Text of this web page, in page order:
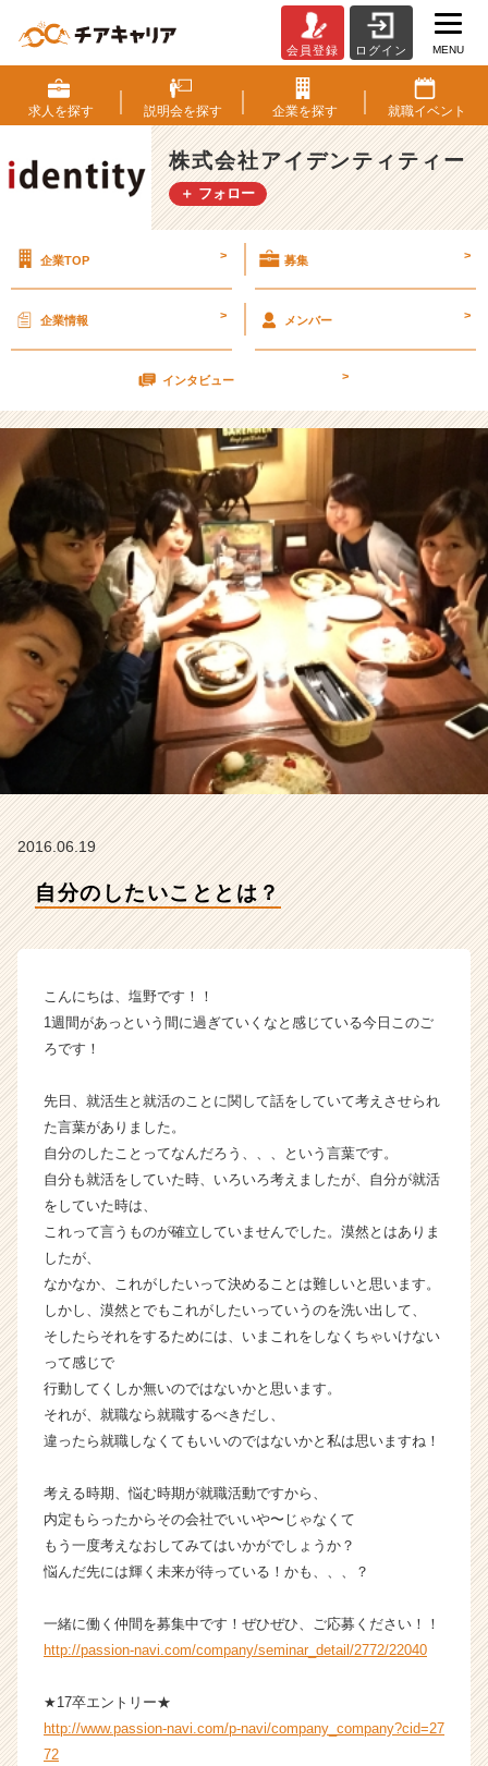
分
の
し
た
い
こ
【株
社
ア
デ
テ
ィ
テ
ィ
ー
の
タ
イ
ム
ラ
イ
|
ン
成
長
業
ら
ス
が
く
就
サ
チ
ア
キ
リ
ア
（C
e
r
C
a
e
r）
会員登録 ログイン MENU
求人を探す 説明会を探す 企業を探す 就職イベント
株式会社アイデンティティー
＋ フォロー
企業TOP > 募集 >
企業情報 > メンバー >
インタビュー >
2016.06.19
自分のしたいこととは？
こんにちは、塩野です！！
1週間があっという間に過ぎていくなと感じている今日このご
ろです！
先日、就活生と就活のことに関して話をしていて考えさせられ
た言葉がありました。
自分のしたことってなんだろう、、、という言葉です。
自分も就活をしていた時、いろいろ考えましたが、自分が就活
をしていた時は、
これって言うものが確立していませんでした。漠然とはありま
したが、
なかなか、これがしたいって決めることは難しいと思います。
しかし、漠然とでもこれがしたいっていうのを洗い出して、
そしたらそれをするためには、いまこれをしなくちゃいけない
って感じで
行動してくしか無いのではないかと思います。
それが、就職なら就職するべきだし、
違ったら就職しなくてもいいのではないかと私は思いますね！
考える時期、悩む時期が就職活動ですから、
内定もらったからその会社でいいや〜じゃなくて
もう一度考えなおしてみてはいかがでしょうか？
悩んだ先には輝く未来が待っている！かも、、、？
一緒に働く仲間を募集中です！ぜひぜひ、ご応募ください！！
http://passion-navi.com/company/seminar_detail/2772/22040
★17卒エントリー★
http://www.passion-navi.com/p-navi/company_company?cid=27
72